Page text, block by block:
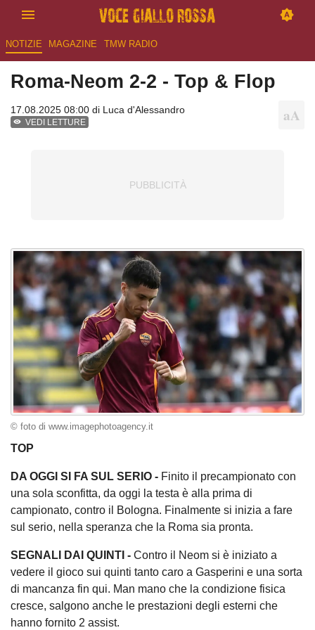
NOTIZIE MAGAZINE TMW RADIO
Roma-Neom 2-2 - Top & Flop
17.08.2025 08:00 di Luca d'Alessandro
VEDI LETTURE
© foto di www.imagephotoagency.it
TOP
DA OGGI SI FA SUL SERIO - Finito il precampionato con
una sola sconfitta, da oggi la testa è alla prima di
campionato, contro il Bologna. Finalmente si inizia a fare
sul serio, nella speranza che la Roma sia pronta.
SEGNALI DAI QUINTI - Contro il Neom si è iniziato a
vedere il gioco sui quinti tanto caro a Gasperini e una sorta
di mancanza fin qui. Man mano che la condizione fisica
cresce, salgono anche le prestazioni degli esterni che
hanno fornito 2 assist.